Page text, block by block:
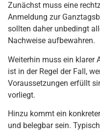
Zunächst muss eine
Anmeldung zur
sollten daher unbedingt
Nachweise aufbewahren.
Weiterhin muss ein klarer
ist in der Regel der Fall,
Voraussetzungen erfüllt
vorliegt.
Hinzu kommt ein
und belegbar sein.